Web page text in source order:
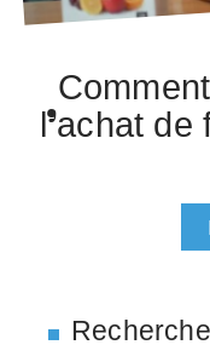
l’achat
Recherche